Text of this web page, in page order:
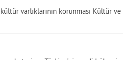
varlıklarının korunması Kültür ve